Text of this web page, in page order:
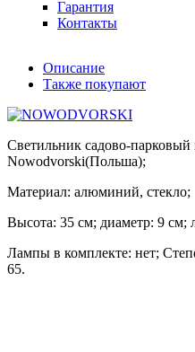
Гарантия
Контакты
Описание
Также покупают
Светильник садово-парковый
Nowodvorski(Польша);
Материал: алюминий, стекло;
Высота: 35 см; диаметр: 9 см;
Лампы в комплекте: нет;
65.